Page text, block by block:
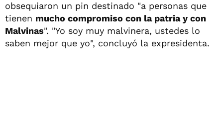
obsequiaron un pin destinado "a personas que
tienen mucho compromiso con la patria y con
Malvinas". "Yo soy muy malvinera, ustedes lo
saben mejor que yo", concluyó la expresidenta.